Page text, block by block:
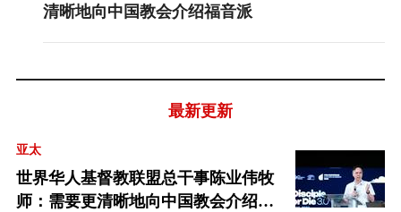
清晰地向中国教会介绍福音派
最新更新
亚太
世界华人基督教联盟总干事陈业伟牧
师：需要更清晰地向中国教会介绍福